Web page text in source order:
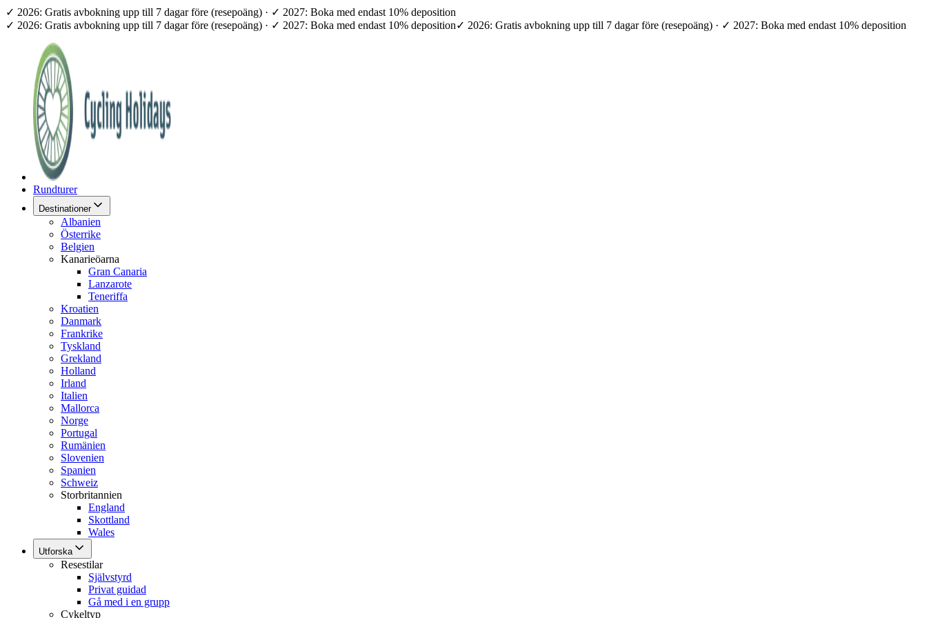
✓ 2026: Gratis avbokning upp till 7 dagar före (resepoäng) · ✓ 2027: Boka med endast 10% deposition
✓ 2026: Gratis avbokning upp till 7 dagar före (resepoäng) · ✓ 2027: Boka med endast 10% deposition✓ 2026: Gratis avbokning upp till 7 dagar före (resepoäng) · ✓ 2027: Boka med endast 10% deposition
Rundturer
Destinationer
Albanien
Österrike
Belgien
Kanarieöarna
Gran Canaria
Lanzarote
Teneriffa
Kroatien
Danmark
Frankrike
Tyskland
Grekland
Holland
Irland
Italien
Mallorca
Norge
Portugal
Rumänien
Slovenien
Spanien
Schweiz
Storbritannien
England
Skottland
Wales
Utforska
Resestilar
Självstyrd
Privat guidad
Gå med i en grupp
Cykeltyp